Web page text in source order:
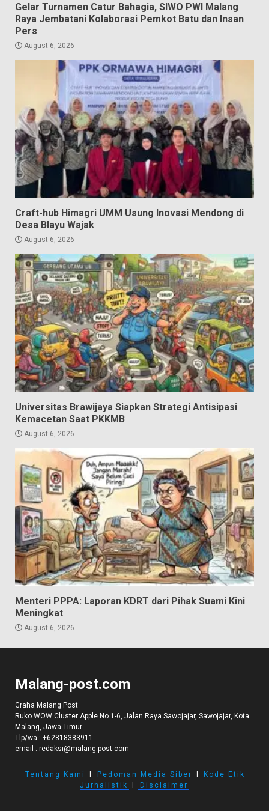
Gelar Turnamen Catur Bahagia, SIWO PWI Malang
Raya Jembatani Kolaborasi Pemkot Batu dan Insan
Pers
August 6, 2026
Craft-hub Himagri UMM Usung Inovasi Mendong di
Desa Blayu Wajak
August 6, 2026
Universitas Brawijaya Siapkan Strategi Antisipasi
Kemacetan Saat PKKMB
August 6, 2026
Menteri PPPA: Laporan KDRT dari Pihak Suami Kini
Meningkat
August 6, 2026
Malang-post.com
Graha Malang Post
Ruko WOW Cluster Apple No 1-6, Jalan Raya Sawojajar, Sawojajar, Kota
Malang, Jawa Timur.
Tlp/wa : +62818383911
email : redaksi@malang-post.com
Tentang Kami Pedoman Media Siber
Kode Etik
Jurnalistik
Disclaimer